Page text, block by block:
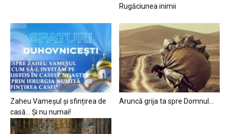
Rugăciunea inimii
Zaheu Vameșul și sfințirea de
casă… Și nu numai!
Aruncă grija ta spre Domnul…